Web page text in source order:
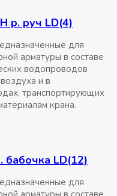
р. руч LD(4)
для
арматуры в составе
водопроводов
и в
транспортирующих
крана.
LD(12)
для